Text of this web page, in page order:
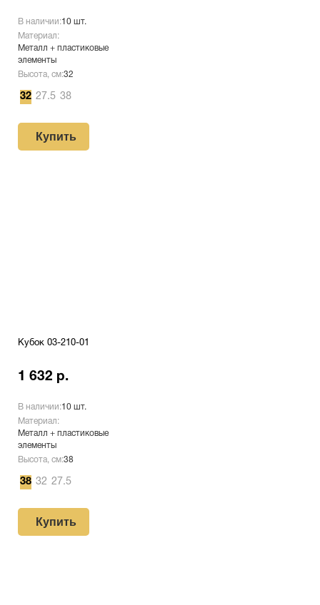
В наличии:10 шт.
Материал:
Металл + пластиковые
элементы
Высота, см:32
32 27.5 38
Купить
Кубок 03-210-01
1 632 р.
В наличии:10 шт.
Материал:
Металл + пластиковые
элементы
Высота, см:38
38 32 27.5
Купить